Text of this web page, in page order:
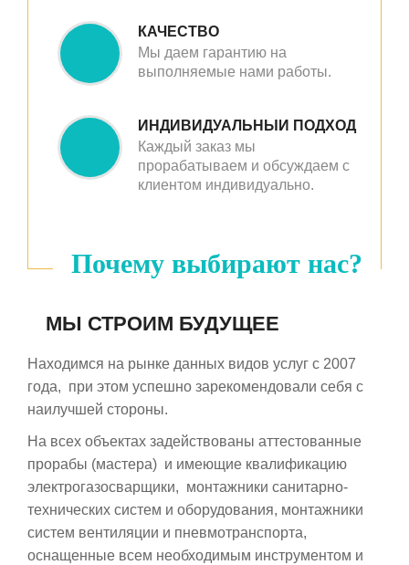
КАЧЕСТВО
Мы даем гарантию на
выполняемые нами работы.
ИНДИВИДУАЛЬНЫЙ ПОДХОД
Каждый заказ мы
прорабатываем и обсуждаем с
клиентом индивидуально.
Почему выбирают нас?
МЫ СТРОИМ БУДУЩЕЕ
Находимся на рынке данных видов услуг с 2007
года, при этом успешно зарекомендовали себя с
наилучшей стороны.
На всех объектах задействованы аттестованные
прорабы (мастера) и имеющие квалификацию
электрогазосварщики, монтажники санитарно-
технических систем и оборудования, монтажники
систем вентиляции и пневмотранспорта,
оснащенные всем необходимым инструментом и